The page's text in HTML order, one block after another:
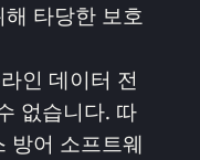
타당한 보호
인 데이터 전
없습니다. 따
방어 소프트웨